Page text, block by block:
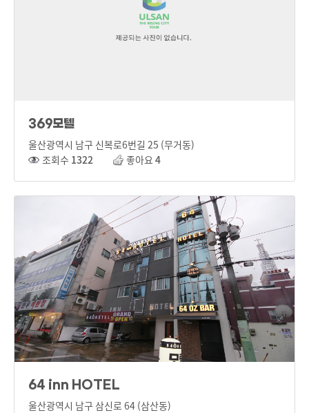
369모텔
울산광역시 남구 신복로6번길 25 (무거동)
조회수 1322 좋아요 4
64 inn HOTEL
울산광역시 남구 삼신로 64 (삼산동)